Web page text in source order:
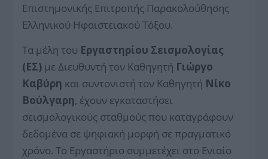
Επιστημονικής Επιτροπής Παρακολούθησης
Ελληνικού Ηφαιστειακού Τόξου.
Τα μέλη του Εργαστηρίου Σεισμολογίας
(ΕΣ) με Διευθυντή τον Καθηγητή Γιώργο
Καβύρη και συντονιστή τον Καθηγητή Νίκο
Βούλγαρη, έχουν εγκαταστήσει
σεισμολογικούς σταθμούς που καταγράφουν
δεδομένα σε ψηφιακή μορφή σε πραγματικό
χρόνο. Το Εργαστήριο συμμετέχει στο Ενιαίο